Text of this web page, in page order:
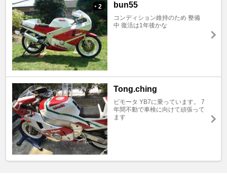
+ 2 bun55
コンディション維持のため 整備
中 復活は1年後かな
Tong.ching
ビモータ YB7に乗っています。 7
年間不動で車検に向けて頑張って
ます